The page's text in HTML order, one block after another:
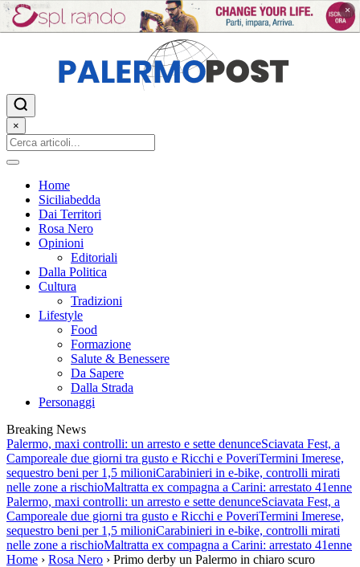
PUBBLICITÀ ×
×
Home
Siciliabedda
Dai Territori
Rosa Nero
Opinioni
Editoriali
Dalla Politica
Cultura
Tradizioni
Lifestyle
Food
Formazione
Salute & Benessere
Da Sapere
Dalla Strada
Personaggi
Breaking News
Palermo, maxi controlli: un arresto e sette denunceSciavata Fest, a
Camporeale due giorni tra gusto e Ricchi e PoveriTermini Imerese,
sequestro beni per 1,5 milioniCarabinieri in e-bike, controlli mirati
nelle zone a rischioMaltratta ex compagna a Carini: arrestato 41enne
Palermo, maxi controlli: un arresto e sette denunceSciavata Fest, a
Camporeale due giorni tra gusto e Ricchi e PoveriTermini Imerese,
sequestro beni per 1,5 milioniCarabinieri in e-bike, controlli mirati
nelle zone a rischioMaltratta ex compagna a Carini: arrestato 41enne
Home › Rosa Nero › Primo derby un Palermo in chiaro scuro